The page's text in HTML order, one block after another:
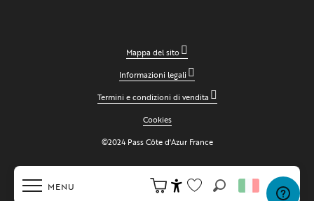
MENU
Mappa del sito
Informazioni legali
Termini e condizioni di vendita
Cookies
©2024 Pass Côte d'Azur France